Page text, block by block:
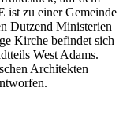
ist zu einer Gemeinde
Dutzend Ministerien
Kirche befindet sich
West Adams.
Architekten